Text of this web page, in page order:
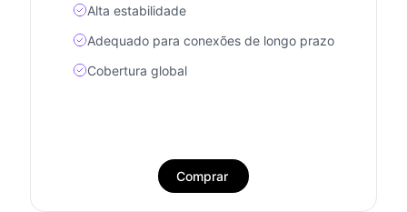
Alta estabilidade
Adequado para conexões de longo prazo
Cobertura global
Comprar